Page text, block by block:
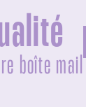
boîte mail